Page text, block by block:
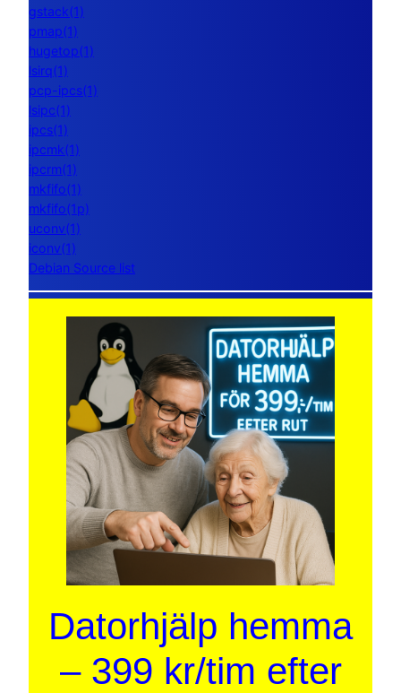
gstack(1)
pmap(1)
hugetop(1)
lsirq(1)
pcp-ipcs(1)
lsipc(1)
ipcs(1)
ipcmk(1)
ipcrm(1)
mkfifo(1)
mkfifo(1p)
uconv(1)
iconv(1)
Debian Source list
Datorhjälp hemma
– 399 kr/tim efter